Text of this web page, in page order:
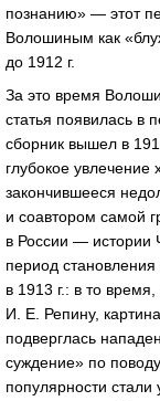
познанию» — этот
Волошиным как
до 1912 г.
За это время
статья появилась в
сборник вышел в
глубокое увлечение
закончившееся
и соавтором самой
в России — истории
период
в 1913 г.: в то время,
И. Е. Репину,
подверглась
суждение» по
популярности